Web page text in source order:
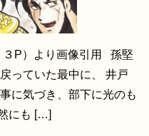
３P）より画像引用 孫堅
っていた最中に、 井戸
に気づき、部下に光のも
にも […]